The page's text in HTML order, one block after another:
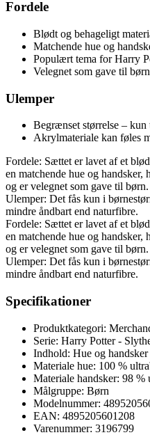
Fordele
Blødt og behageligt
Matchende hue og
Populært tema for Harry
Velegnet som gave til børn
Ulemper
Begrænset størrelse – kun
Akrylmateriale kan føles
Fordele: Sættet er lavet af et
en matchende hue og
og er velegnet som gave til børn.
Ulemper: Det fås kun i
mindre åndbart end naturfibre.
Fordele: Sættet er lavet af et
en matchende hue og
og er velegnet som gave til børn.
Ulemper: Det fås kun i
mindre åndbart end naturfibre.
Specifikationer
Produktkategori:
Serie: Harry Potter -
Indhold: Hue og handsker
Materiale hue: 100 %
Materiale handsker: 98 %
Målgruppe: Børn
Modelnummer:
EAN: 4895205601208
Varenummer: 3196799